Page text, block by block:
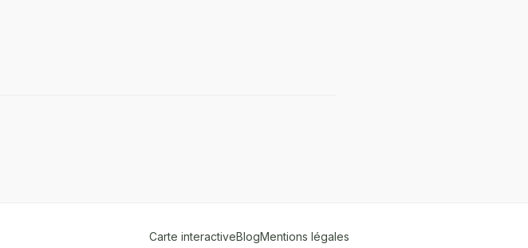
Carte interactiveBlogMentions légales